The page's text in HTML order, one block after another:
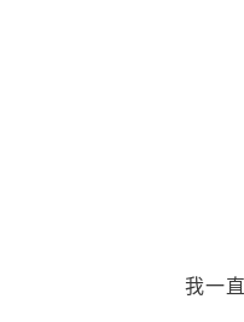
我一